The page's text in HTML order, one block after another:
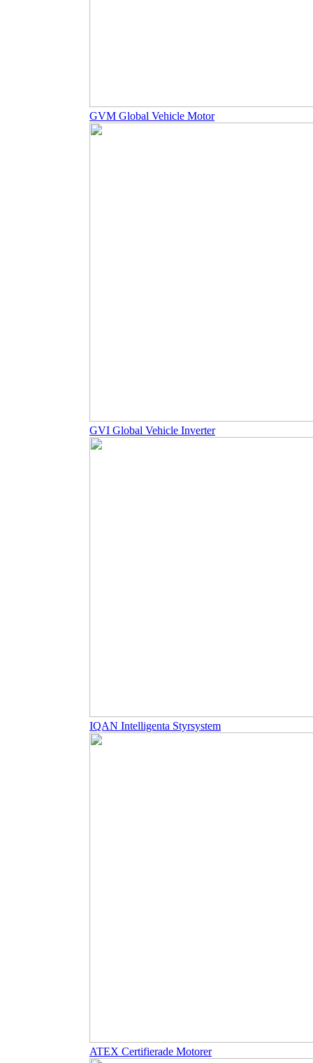
GVM Global Vehicle Motor
GVI Global Vehicle Inverter
IQAN Intelligenta Styrsystem
ATEX Certifierade Motorer